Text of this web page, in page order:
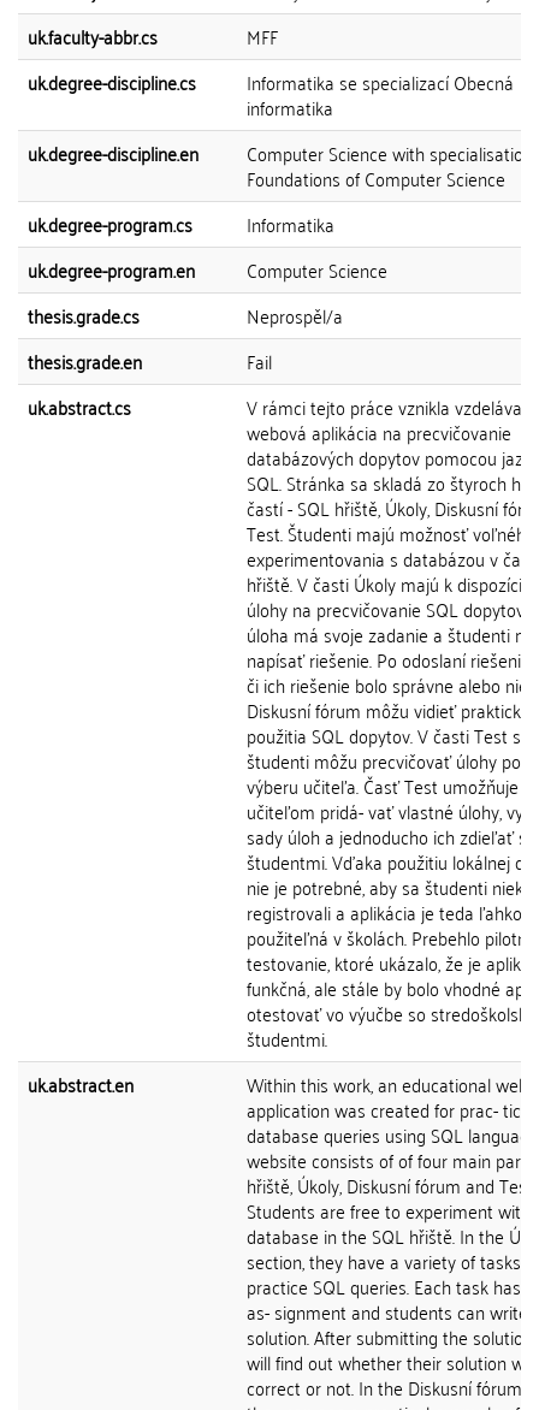
uk.faculty-abbr.cs
MFF
uk.degree-discipline.cs
Informatika se specializací Obecná
informatika
uk.degree-discipline.en
Computer Science with specialisation
Foundations of Computer Science
uk.degree-program.cs
Informatika
uk.degree-program.en
Computer Science
thesis.grade.cs
Neprospěl/a
thesis.grade.en
Fail
uk.abstract.cs
V rámci tejto práce vznikla
webová aplikácia na precvičovanie
databázových dopytov pomocou
SQL. Stránka sa skladá zo štyroch
častí - SQL hřiště, Úkoly, Diskusní
Test. Študenti majú možnosť voľného
experimentovania s databázou v
hřiště. V časti Úkoly majú k dispozícii
úlohy na precvičovanie SQL dopytov.
úloha má svoje zadanie a študenti
napísať riešenie. Po odoslaní riešenia
či ich riešenie bolo správne alebo nie.
Diskusní fórum môžu vidieť praktický
použitia SQL dopytov. V časti Test si
študenti môžu precvičovať úlohy
výberu učiteľa. Časť Test umožňuje
učiteľom pridá- vať vlastné úlohy,
sady úloh a jednoducho ich zdieľať so
študentmi. Vďaka použitiu lokálnej
nie je potrebné, aby sa študenti
registrovali a aplikácia je teda ľahko
použiteľná v školách. Prebehlo pilotné
testovanie, ktoré ukázalo, že je
funkčná, ale stále by bolo vhodné
otestovať vo výučbe so
študentmi.
uk.abstract.en
Within this work, an educational web
application was created for prac-
database queries using SQL
website consists of of four main parts
hřiště, Úkoly, Diskusní fórum and Test.
Students are free to experiment with
database in the SQL hřiště. In the
section, they have a variety of tasks
practice SQL queries. Each task has
as- signment and students can write
solution. After submitting the
will find out whether their solution
correct or not. In the Diskusní fórum